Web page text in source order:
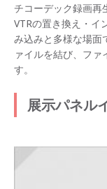
チコーデック録画再
VTRの置き換え・イ
み込みと多様な場面
ァイルを結び、ファ
す。
展示パネル